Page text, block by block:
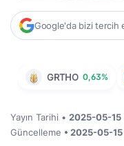
Google'da bizi tercih
GRTHO 0,63%
Yayın Tarihi • 2025-05-15
Güncelleme • 2025-05-15